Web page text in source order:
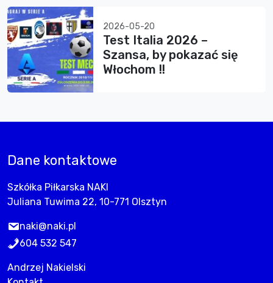
2026-05-20
Test Italia 2026 –
Szansa, by pokazać się
Włochom !!
Dane kontaktowe
Szkółka Piłkarska NAKI
Juliana Tuwima 22, 10-771 Olsztyn
naki@naki.pl
604 532 547
Andrzej Nakielski